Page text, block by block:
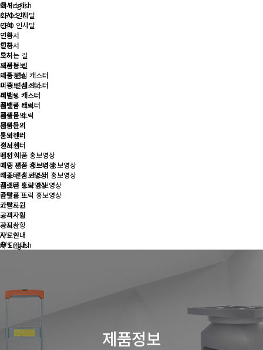
English
회사소개
CEO 인사말
연혁
인증서
특허
오시는 길
제품정보
이중 편심 캐스터
퍼팩트 캐스터
레벨링 캐스터
플랫폼 트럭
제품문의
문의하기
홍보센터
전시회
메인 제품 홍보영상
이중 편심 캐스터 홍보영상
캐스터 홍보영상
플랫폼 트럭 홍보영상
카탈로그
고객지원
공지사항
자료실
A/S 안내
회사소개
CEO 인사말
연혁
인증서
특허
오시는 길
제품정보
이중 편심 캐스터
퍼팩트 캐스터
레벨링 캐스터
플랫폼 트럭
제품문의
문의하기
홍보센터
전시회
메인 제품 홍보영상
이중 편심 캐스터 홍보영상
캐스터 홍보영상
플랫폼 트럭 홍보영상
카탈로그
고객지원
공지사항
자료실
A/S 안내
English
제품정보